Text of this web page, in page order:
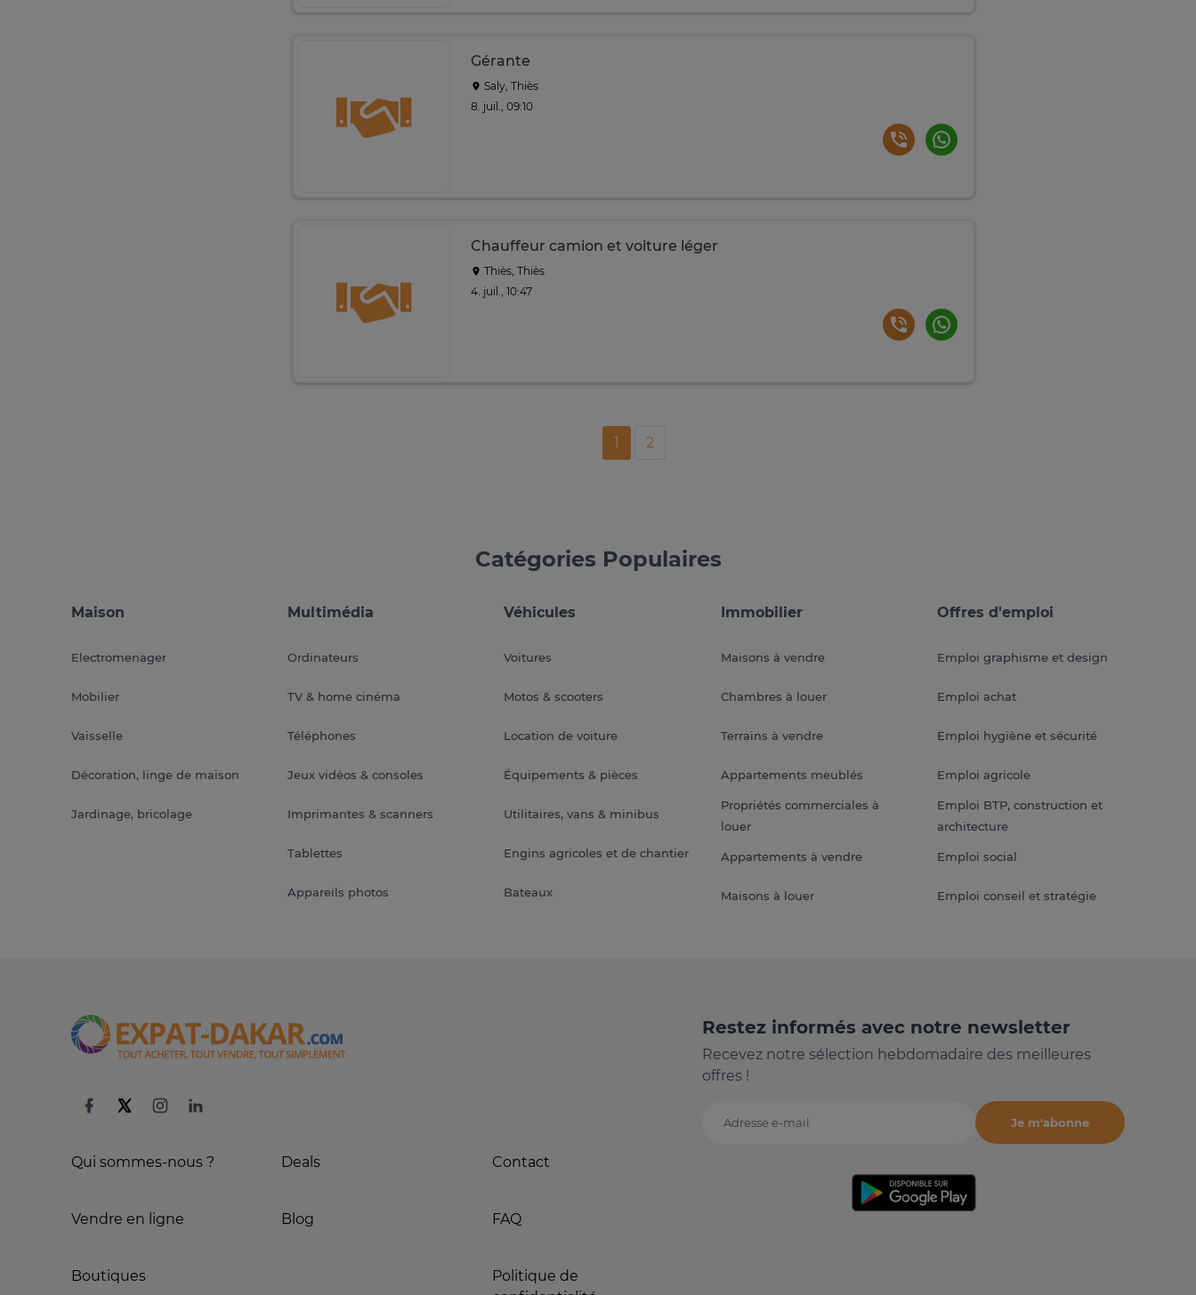
Gérante
Saly, Thiès
8. juil., 09:10
Chauffeur camion et voiture léger
Thiès, Thiès
4. juil., 10:47
1 2
Catégories Populaires
Maison
Electromenager
Mobilier
Vaisselle
Décoration, linge de maison
Jardinage, bricolage
Multimédia
Ordinateurs
TV & home cinéma
Téléphones
Jeux vidéos & consoles
Imprimantes & scanners
Tablettes
Appareils photos
Véhicules
Voitures
Motos & scooters
Location de voiture
Équipements & pièces
Utilitaires, vans & minibus
Engins agricoles et de chantier
Bateaux
Immobilier
Maisons à vendre
Chambres à louer
Terrains à vendre
Appartements meublés
Propriétés commerciales à
louer
Appartements à vendre
Maisons à louer
Offres d'emploi
Emploi graphisme et design
Emploi achat
Emploi hygiène et sécurité
Emploi agricole
Emploi BTP, construction et
architecture
Emploi social
Emploi conseil et stratégie
Qui sommes-nous ?
Vendre en ligne
Boutiques
Deals
Blog
Contact
FAQ
Politique de
Restez informés avec notre newsletter
Recevez notre sélection hebdomadaire des meilleures
offres !
Adresse e-mail
Je m'abonne